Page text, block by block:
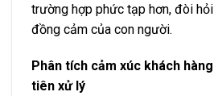
trường hợp phức tạp hơn, đòi
đồng cảm của con người.
Phân tích cảm xúc khách
tiên xử lý